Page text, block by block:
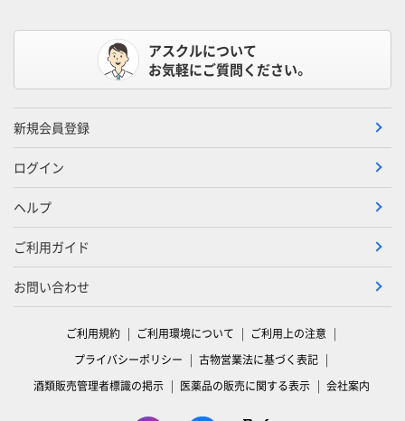
アスクルについて
お気軽にご質問ください。
新規会員登録
ログイン
ヘルプ
ご利用ガイド
お問い合わせ
ご利用規約 ご利用環境について
ご利用上の注意
プライバシーポリシー
古物営業法に基づく表記
酒類販売管理者標識の掲示
医薬品の販売に関する表示 会社案内